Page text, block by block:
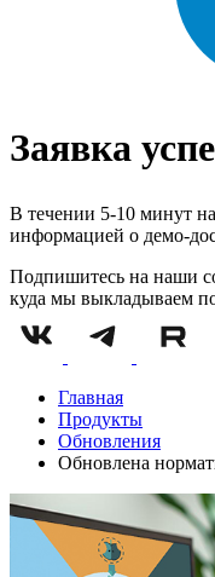
Заявка
В течении 5-10 минут
информацией о демо-
Подпишитесь на наши
куда мы выкладываем
Главная
Продукты
Обновления
Обновлена